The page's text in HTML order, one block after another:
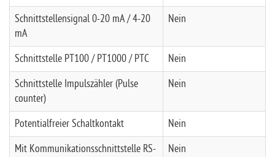
Schnittstellensignal 0-20 mA / 4-20
mA
Nein
Schnittstelle PT100 / PT1000 / PTC Nein
Schnittstelle Impulszähler (Pulse
counter)
Nein
Potentialfreier Schaltkontakt Nein
Mit Kommunikationsschnittstelle RS-
Nein